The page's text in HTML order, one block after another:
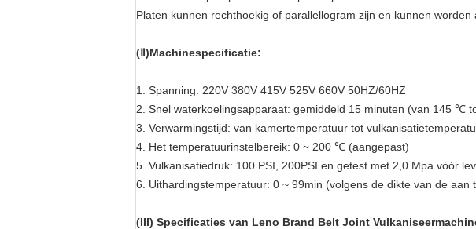
Platen kunnen rechthoekig of parallellogram zijn en kunnen
(Ⅱ)Machinespecificatie:
1. Spanning: 220V 380V 415V 525V 660V 50HZ/60HZ
2. Snel waterkoelingsapparaat: gemiddeld 15 minuten (van 145 ℃
3. Verwarmingstijd: van kamertemperatuur tot
4. Het temperatuurinstelbereik: 0 ~ 200 ℃ (aangepast)
5. Vulkanisatiedruk: 100 PSI, 200PSI en getest met 2,0 Mpa vóór
6. Uithardingstemperatuur: 0 ~ 99min (volgens de dikte van de aan
(III) Specificaties van Leno Brand Belt Joint